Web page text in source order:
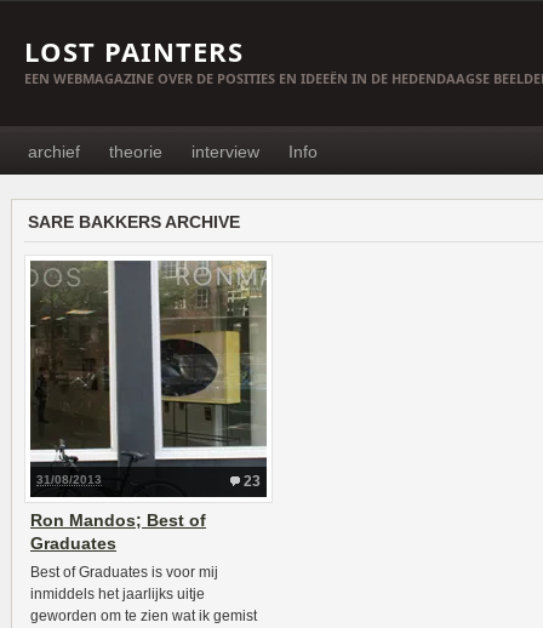
LOST PAINTERS
EEN WEBMAGAZINE OVER DE POSITIES EN IDEEËN IN DE HEDENDAAGSE
archief theorie interview Info
SARE BAKKERS ARCHIVE
23
31/08/2013
Ron Mandos; Best of
Graduates
Best of Graduates is voor mij
inmiddels het jaarlijks uitje
geworden om te zien wat ik gemist